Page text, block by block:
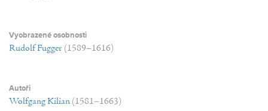
Vyobrazené osobnosti
Rudolf Fugger (1589–1616)
Autoři
Wolfgang Kilian (1581–1663)